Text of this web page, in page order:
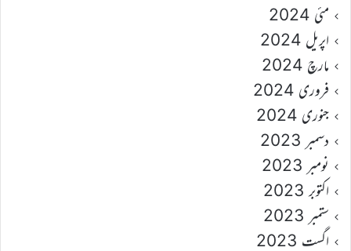
مئی 2024
اپریل 2024
مارچ 2024
فروری 2024
جنوری 2024
دسمبر 2023
نومبر 2023
اکتوبر 2023
ستمبر 2023
اگست 2023